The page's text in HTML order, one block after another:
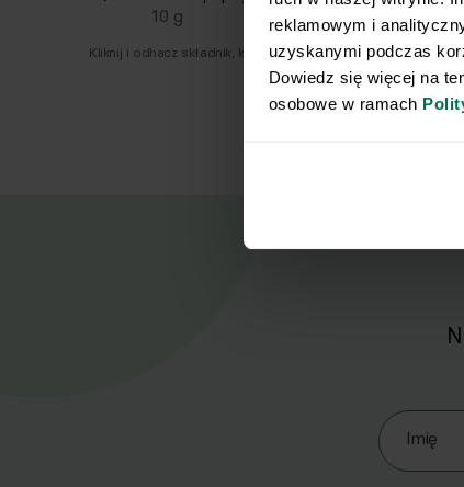
reklamowym i
uzyskanymi podczas
Dowiedz się więcej na
osobowe w ramach
10 g
Kliknij i odhacz składnik, który już masz.
Zapisz
Imię